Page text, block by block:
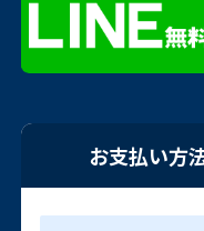
お支払い方